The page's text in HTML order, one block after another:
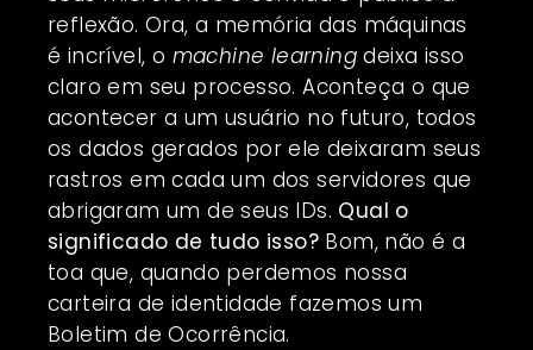
reflexão. Ora, a memória das máquinas
é incrível, o machine learning deixa isso
claro em seu processo. Aconteça o que
acontecer a um usuário no futuro, todos
os dados gerados por ele deixaram seus
rastros em cada um dos servidores que
abrigaram um de seus IDs. Qual o
significado de tudo isso? Bom, não é a
toa que, quando perdemos nossa
carteira de identidade fazemos um
Boletim de Ocorrência.